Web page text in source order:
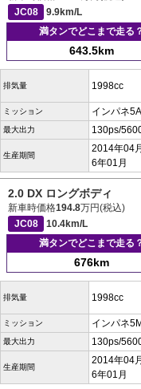
JC08
9.9km/L
満タンでどこまで走る
643.5km
排気量 1998cc
ミッション インパネ
最大出力 130ps/
生産期間
2014年04
6年01月
2.0 DX ロングボディ
新車時価格194.8万円(税込)
JC08
10.4km/L
満タンでどこまで走る
676km
排気量 1998cc
ミッション インパネ
最大出力 130ps/
生産期間
2014年04
6年01月